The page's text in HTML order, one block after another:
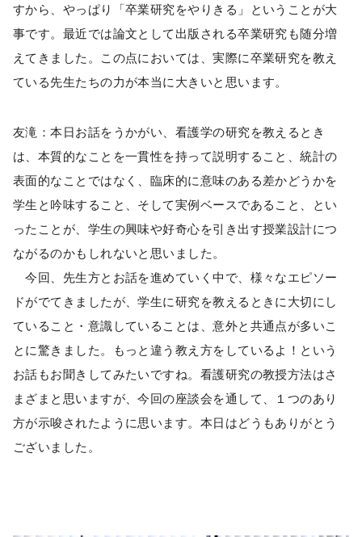
すから、やっぱり「卒業研究をやりきる」ということが大
事です。最近では論文として出版される卒業研究も随分増
えてきました。この点においては、実際に卒業研究を教え
ている先生たちの力が本当に大きいと思います。
友滝：本日お話をうかがい、看護学の研究を教えるとき
は、本質的なことを一貫性を持って説明すること、統計の
表面的なことではなく、臨床的に意味のある差かどうかを
学生と吟味すること、そして実例ベースであること、とい
ったことが、学生の興味や好奇心を引き出す授業設計につ
ながるのかもしれないと思いました。
今回、先生方とお話を進めていく中で、様々なエピソー
ドがでてきましたが、学生に研究を教えるときに大切にし
ていること・意識していることは、意外と共通点が多いこ
とに驚きました。もっと違う教え方をしているよ！という
お話もお聞きしてみたいですね。看護研究の教授方法はさ
まざまと思いますが、今回の座談会を通して、１つのあり
方が示唆されたように思います。本日はどうもありがとう
ございました。